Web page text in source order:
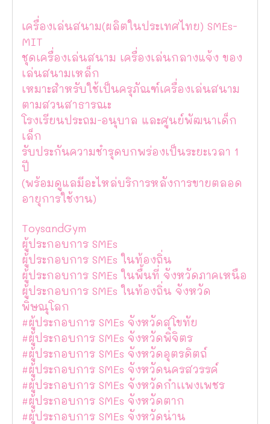
เครื่องเล่นสนาม(ผลิตในประเทศไทย) SMEs-
MIT
ชุดเครื่องเล่นสนาม เครื่องเล่นกลางแจ้ง ของ
เล่นสนามเหล็ก
เหมาะสำหรับใช้เป็นครุภัณฑ์เครื่องเล่นสนาม
ตามสวนสาธารณะ
โรงเรียนประถม-อนุบาล และศูนย์พัฒนาเด็ก
เล็ก
รับประกันความชำรุดบกพร่องเป็นระยะเวลา 1
ปี
(พร้อมดูแลมีอะไหล่บริการหลังการขายตลอด
อายุการใช้งาน)
ToysandGym
ผู้ประกอบการ SMEs
ผู้ประกอบการ SMEs ในท้องถิ่น
ผู้ประกอบการ SMEs ในพื้นที่ จังหวัดภาคเหนือ
ผู้ประกอบการ SMEs ในท้องถิ่น จังหวัด
พิษณุโลก
#ผู้ประกอบการ SMEs จังหวัดสุโขทัย
#ผู้ประกอบการ SMEs จังหวัดพิจิตร
#ผู้ประกอบการ SMEs จังหวัดอุตรดิตถ์
#ผู้ประกอบการ SMEs จังหวัดนครสวรรค์
#ผู้ประกอบการ SMEs จังหวัดกำเเพงเพชร
#ผู้ประกอบการ SMEs จังหวัดตาก
#ผู้ประกอบการ SMEs จังหวัดน่าน